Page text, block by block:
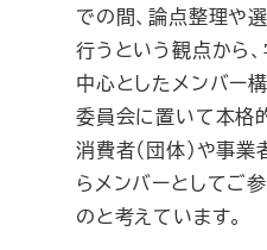
での間、論点整理や
行うという観点から
中心としたメンバー構
委員会に置いて本格
消費者（団体）や事業
らメンバーとしてご
のと考えています。